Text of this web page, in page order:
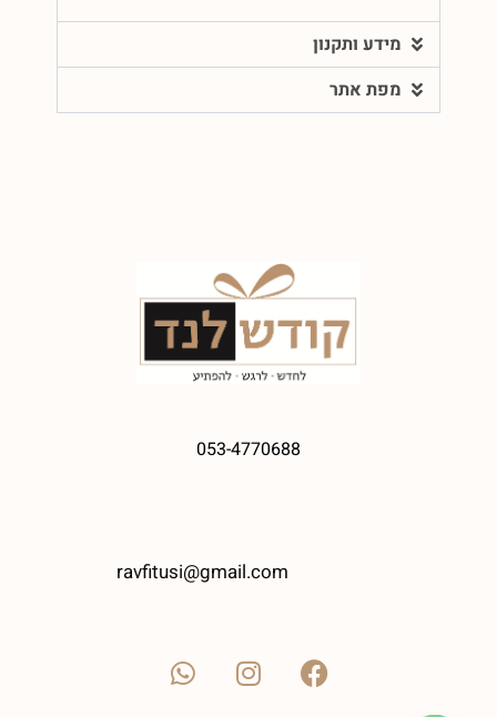
מידע ותקנון
מפת אתר
053-4770688